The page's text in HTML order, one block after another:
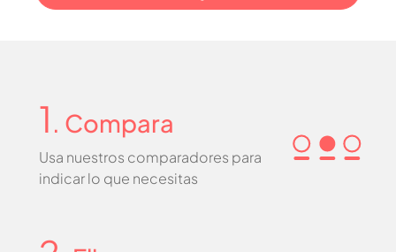
1 . Compara
Usa nuestros comparadores para
indicar lo que necesitas